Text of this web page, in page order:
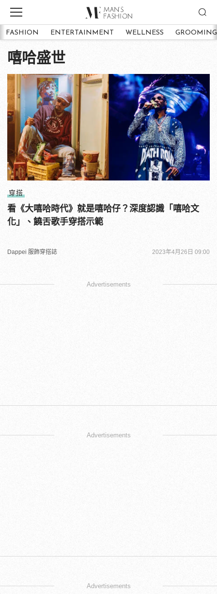
FASHION ENTERTAINMENT WELLNESS GROOMING
嘻哈盛世
穿搭
看《大嘻哈時代》就是嘻哈仔？深度認識「嘻哈文
化」、饒舌歌手穿搭示範
Dappei 服飾穿搭誌 2023年4月26日 09:00
Advertisements
Advertisements
Advertisements